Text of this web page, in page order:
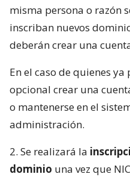
misma persona o razón
inscriban nuevos
deberán crear una
En el caso de quienes
opcional crear una
o mantenerse en el
administración.
2. Se realizará la
dominio una vez que